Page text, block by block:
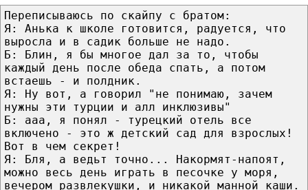
Переписываюсь по скайпу с братом:
Я: Анька к школе готовится, радуется, что
выросла и в садик больше не надо.
Б: Блин, я бы многое дал за то, чтобы
каждый день после обеда спать, а потом
встаешь - и полдник.
Я: Ну вот, а говорил "не понимаю, зачем
нужны эти турции и алл инклюзивы"
Б: ааа, я понял - турецкий отель все
включено - это ж детский сад для взрослых!
Вот в чем секрет!
Я: Бля, а ведьт точно... Накормят-напоят,
можно весь день играть в песочке у моря,
вечером развлекушки, и никакой манной каши.